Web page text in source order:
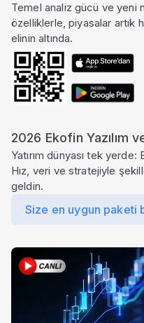
Temel analiz gücü ve yeni
özelliklerle, piyasalar artık
elinin altında.
2026 Ekofin Yazılım
Yatırım dünyası tek
Hız, veri ve stratejiyle
geldin.
Size en uygun paketi